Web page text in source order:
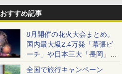
おすすめ記事
8月開催の花火大会まとめ。
国内最大級2.4万発「幕張ビ
ーチ」や日本三大「長岡」な
ど大型イベント目白押し！
全国で旅行キャンペーン